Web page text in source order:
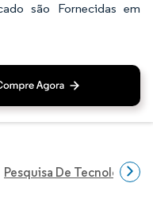
são Fornecidas em
Pesquisa De Tecnologia,